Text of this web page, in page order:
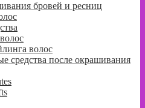
бровей и ресниц
волос
средства после окрашивания